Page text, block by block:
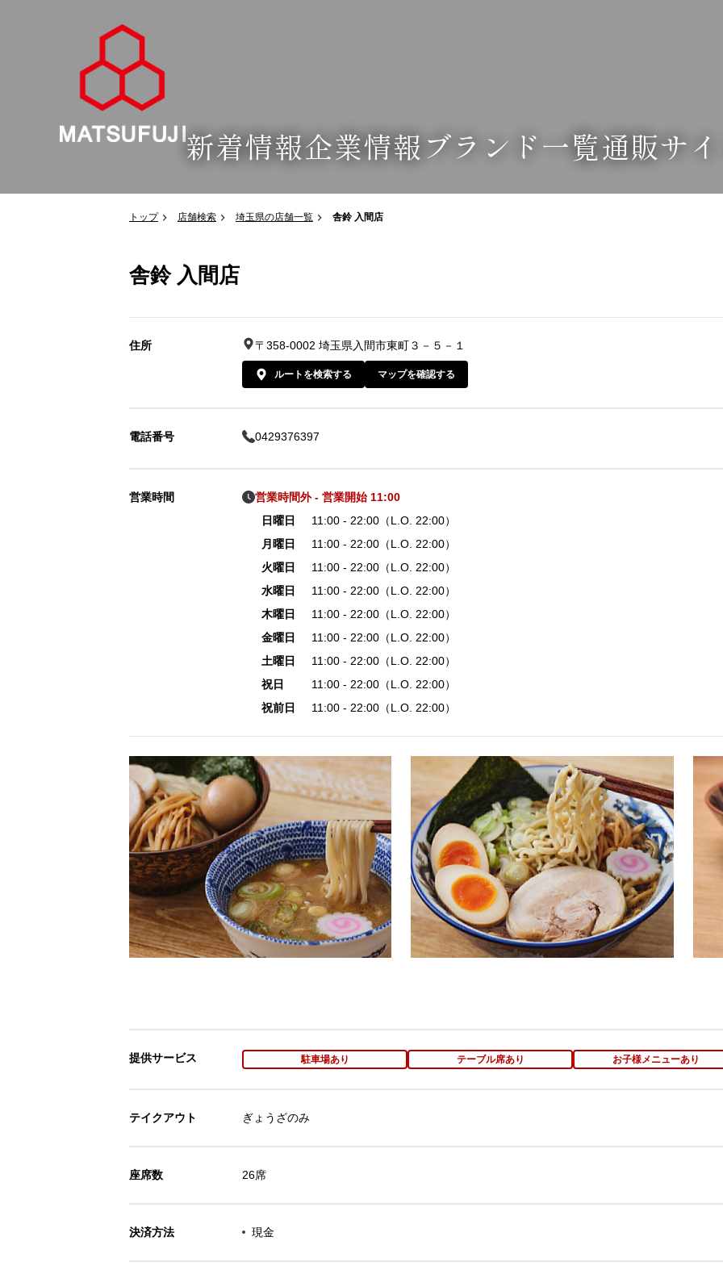
新着情報企業情報ブランド一覧通販サイ
トップ 店舗検索 埼玉県の店舗一覧 舎鈴 入間店
舎鈴 入間店
住所 〒358-0002 埼玉県入間市東町３－５－１
ルートを検索する マップを確認する
電話番号 0429376397
営業時間
営業時間外 - 営業開始 11:00
日曜日
11:00 - 22:00（L.O. 22:00）
月曜日
11:00 - 22:00（L.O. 22:00）
火曜日
11:00 - 22:00（L.O. 22:00）
水曜日
11:00 - 22:00（L.O. 22:00）
木曜日
11:00 - 22:00（L.O. 22:00）
金曜日
11:00 - 22:00（L.O. 22:00）
土曜日
11:00 - 22:00（L.O. 22:00）
祝日
11:00 - 22:00（L.O. 22:00）
祝前日
11:00 - 22:00（L.O. 22:00）
提供サービス 駐車場あり テーブル席あり お子様メニューあり
テイクアウト ぎょうざのみ
座席数 26席
決済方法 現金